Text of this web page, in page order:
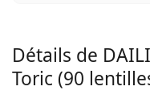
Détails de
Toric (90